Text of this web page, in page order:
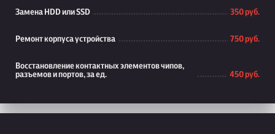
Замена HDD или SSD 350 руб.
Ремонт корпуса устройства 750 руб.
Восстановление контактных элементов чипов,
разъемов и портов, за ед.
450 руб.